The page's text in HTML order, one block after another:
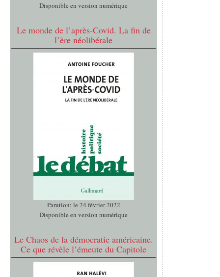
Disponible en version numérique
Le monde de l’après-Covid. La fin de
l’ère néolibérale
Parution: le 24 février 2022
Disponible en version numérique
Le Chaos de la démocratie américaine.
Ce que révèle l’émeute du Capitole